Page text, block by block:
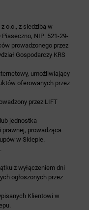
o.o., z siedzibą w
NIP: 521-29-
prowadzonego przez
Gospodarczy KRS
umożliwiający
oferowanych przez
przez LIFT
jednostka
prowadząca
w Sklepie.
z wyłączeniem dni
ogłoszonych przez
Klientowi w